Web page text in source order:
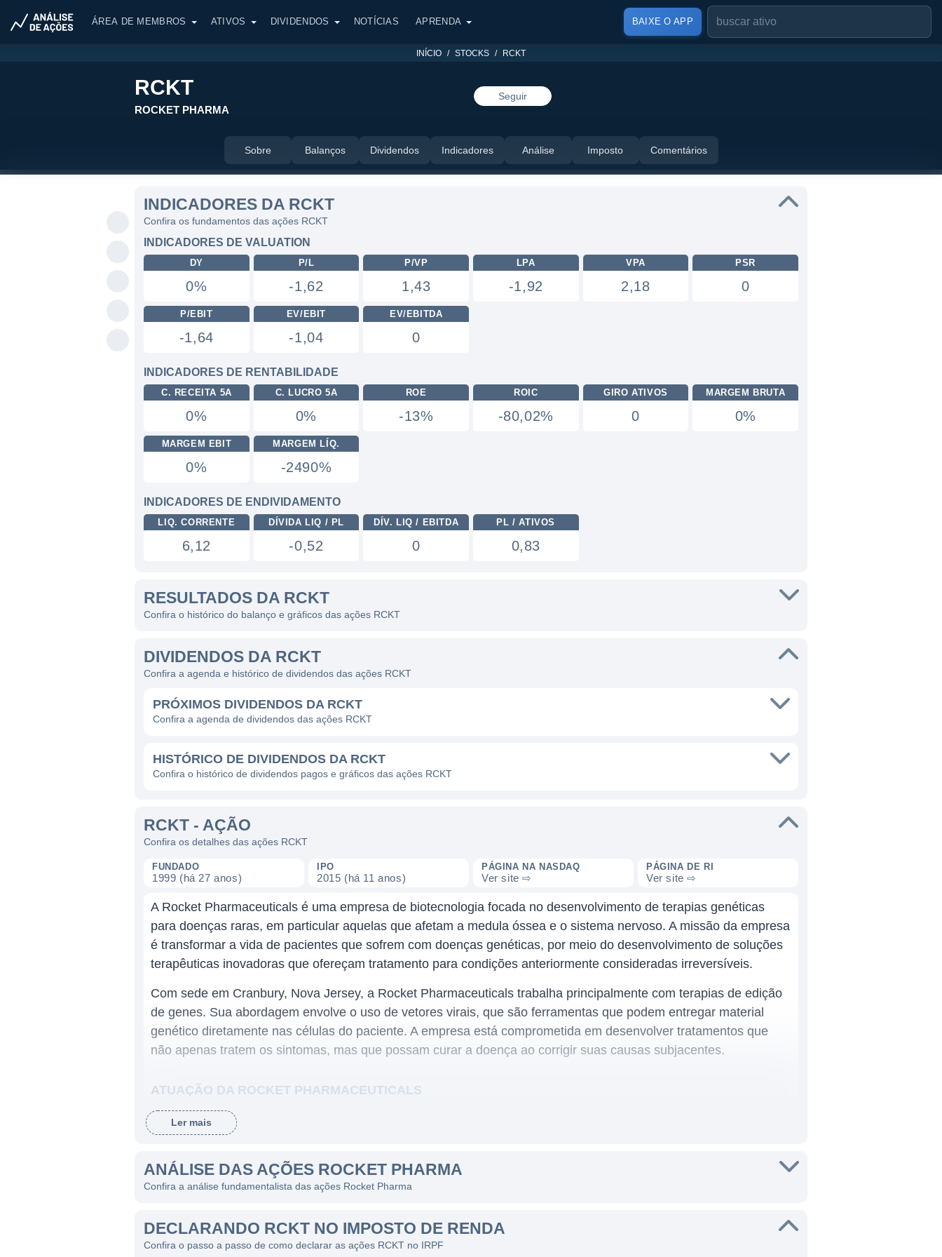
ÁREA DE MEMBROS ATIVOS DIVIDENDOS NOTÍCIAS APRENDA BAIXE O APP
INÍCIO STOCKS RCKT
RCKT
ROCKET PHARMA
Seguir
Sobre Balanços Dividendos Indicadores Análise Imposto Comentários
INDICADORES DA RCKT
Confira os fundamentos das ações RCKT
INDICADORES DE VALUATION
DY
0%
P/L
-1,62
P/VP
1,43
LPA
-1,92
VPA
2,18
PSR
0
P/EBIT
-1,64
EV/EBIT
-1,04
EV/EBITDA
0
INDICADORES DE RENTABILIDADE
C. RECEITA 5A
0%
C. LUCRO 5A
0%
ROE
-13%
ROIC
-80,02%
GIRO ATIVOS
0
MARGEM BRUTA
0%
MARGEM EBIT
0%
MARGEM LÍQ.
-2490%
INDICADORES DE ENDIVIDAMENTO
LIQ. CORRENTE
6,12
DÍVIDA LIQ / PL
-0,52
DÍV. LIQ / EBITDA
0
PL / ATIVOS
0,83
RESULTADOS DA RCKT
Confira o histórico do balanço e gráficos das ações RCKT
DIVIDENDOS DA RCKT
Confira a agenda e histórico de dividendos das ações RCKT
PRÓXIMOS DIVIDENDOS DA RCKT
Confira a agenda de dividendos das ações RCKT
HISTÓRICO DE DIVIDENDOS DA RCKT
Confira o histórico de dividendos pagos e gráficos das ações RCKT
RCKT - AÇÃO
Confira os detalhes das ações RCKT
FUNDADO
1999 (há 27 anos)
IPO
2015 (há 11 anos)
PÁGINA NA NASDAQ
Ver site ⇨
PÁGINA DE RI
Ver site ⇨
A Rocket Pharmaceuticals é uma empresa de biotecnologia focada no desenvolvimento de terapias genéticas
para doenças raras, em particular aquelas que afetam a medula óssea e o sistema nervoso. A missão da empresa
é transformar a vida de pacientes que sofrem com doenças genéticas, por meio do desenvolvimento de soluções
terapêuticas inovadoras que ofereçam tratamento para condições anteriormente consideradas irreversíveis.
Com sede em Cranbury, Nova Jersey, a Rocket Pharmaceuticals trabalha principalmente com terapias de edição
de genes. Sua abordagem envolve o uso de vetores virais, que são ferramentas que podem entregar material
genético diretamente nas células do paciente. A empresa está comprometida em desenvolver tratamentos que
não apenas tratem os sintomas, mas que possam curar a doença ao corrigir suas causas subjacentes.
ATUAÇÃO DA ROCKET PHARMACEUTICALS
A Rocket Pharmaceuticals se destaca na área de biotecnologia, onde atua em um mercado altamente competitivo,
focando suas pesquisas em doenças genéticas raras. A empresa concentra suas atividades em desenvolver
abordagens terapêuticas que podem potencialmente mudar a vida dos pacientes, utilizando tecnologias de edição
de genes para tratar condições que, até então, eram consideradas praticamente intratáveis.
(LMA) e a deficiência de piruvato quinase (PKD). Com um portfólio diversificado de produtos em desenvolvimento,
a empresa está constantemente buscando parcerias estratégicas e colaborações que possam acelerar a pesquisa
Ler mais
ANÁLISE DAS AÇÕES ROCKET PHARMA
Confira a análise fundamentalista das ações Rocket Pharma
DECLARANDO RCKT NO IMPOSTO DE RENDA
Confira o passo a passo de como declarar as ações RCKT no IRPF